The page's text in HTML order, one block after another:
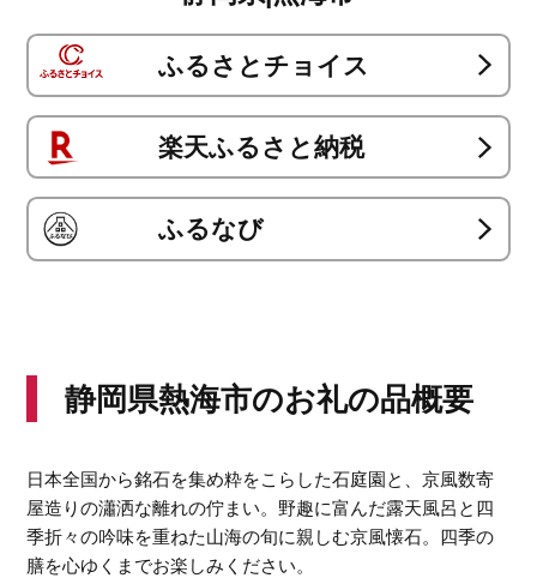
ふるさとチョイス
楽天ふるさと納税
ふるなび
静岡県熱海市のお礼の品概要
日本全国から銘石を集め粋をこらした石庭園と、京風数寄
屋造りの瀟洒な離れの佇まい。野趣に富んだ露天風呂と四
季折々の吟味を重ねた山海の旬に親しむ京風懐石。四季の
膳を心ゆくまでお楽しみください。